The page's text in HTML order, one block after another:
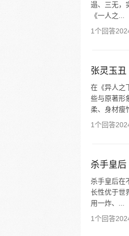
遢、三无，
《一人之...
1个回答
张灵玉丑
在《异人之
些与原著形
柔、身材瘦
1个回答
杀手皇后
杀手皇后在
长性优于世
用一炸、...
1个回答